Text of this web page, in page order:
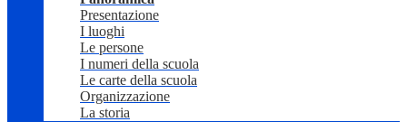
Presentazione
I luoghi
Le persone
I numeri della scuola
Le carte della scuola
Organizzazione
La storia